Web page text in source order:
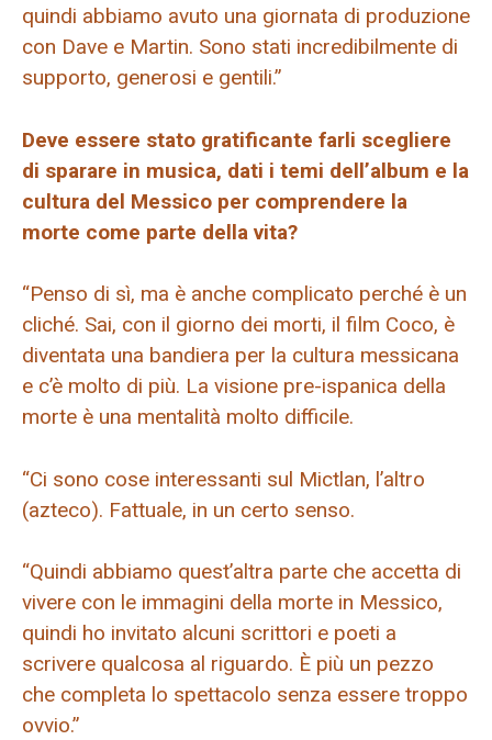
quindi abbiamo avuto una giornata di produzione
con Dave e Martin. Sono stati incredibilmente di
supporto, generosi e gentili.”
Deve essere stato gratificante farli scegliere
di sparare in musica, dati i temi dell’album e la
cultura del Messico per comprendere la
morte come parte della vita?
“Penso di sì, ma è anche complicato perché è un
cliché. Sai, con il giorno dei morti, il film Coco, è
diventata una bandiera per la cultura messicana
e c’è molto di più. La visione pre-ispanica della
morte è una mentalità molto difficile.
“Ci sono cose interessanti sul Mictlan, l’altro
(azteco). Fattuale, in un certo senso.
“Quindi abbiamo quest’altra parte che accetta di
vivere con le immagini della morte in Messico,
quindi ho invitato alcuni scrittori e poeti a
scrivere qualcosa al riguardo. È più un pezzo
che completa lo spettacolo senza essere troppo
ovvio.”